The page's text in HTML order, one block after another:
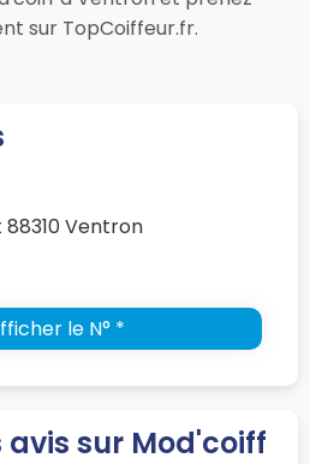
sur TopCoiffeur.fr.
Ventron
le N° *
avis sur Mod'coiff